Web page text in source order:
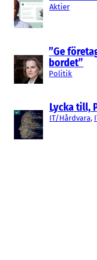
Aktier
”Ge
bordet”
Politik
Lycka till,
IT/Hårdvara,